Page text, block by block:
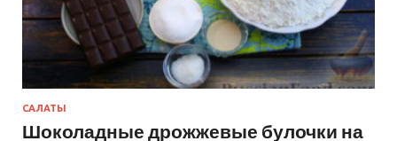
САЛАТЫ
Шоколадные дрожжевые булочки на